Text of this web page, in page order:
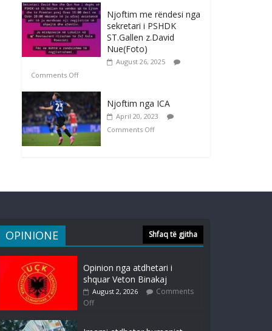
Njoftim me rëndesi nga
sekretari i PSHDK
ST.Gallen z.David
Nue(Foto)
August 26, 2025
Comments Off
Njoftim nga ICA
April 20, 2023
Comments Off
OPINIONE Shfaq të gjitha
Opinion nga atdhetari i
shquar Veton Binakaj
August 2, 2026
Comments
Off